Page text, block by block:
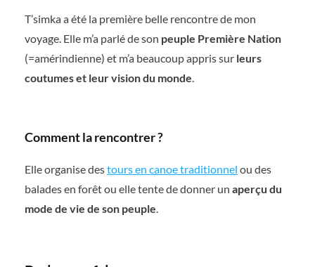
T’simka a été la première belle rencontre de mon
voyage. Elle m’a parlé de son peuple Première Nation
(=amérindienne) et m’a beaucoup appris sur leurs
coutumes et leur vision du monde.
Comment la rencontrer ?
Elle organise destours en canoe traditionnel ou des
balades en forêt ou elle tente de donner un aperçu du
mode de vie de son peuple.